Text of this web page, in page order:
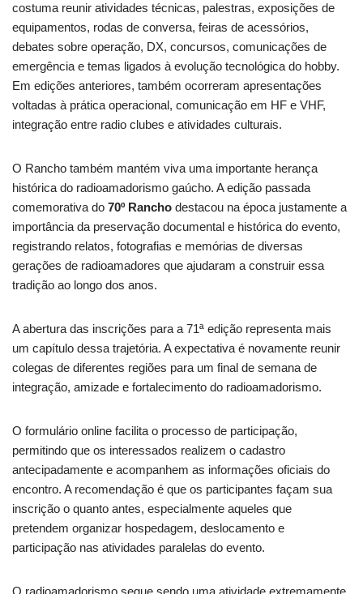
costuma reunir atividades técnicas, palestras, exposições de
equipamentos, rodas de conversa, feiras de acessórios,
debates sobre operação, DX, concursos, comunicações de
emergência e temas ligados à evolução tecnológica do hobby.
Em edições anteriores, também ocorreram apresentações
voltadas à prática operacional, comunicação em HF e VHF,
integração entre radio clubes e atividades culturais.
O Rancho também mantém viva uma importante herança
histórica do radioamadorismo gaúcho. A edição passada
comemorativa do 70º Rancho destacou na época justamente a
importância da preservação documental e histórica do evento,
registrando relatos, fotografias e memórias de diversas
gerações de radioamadores que ajudaram a construir essa
tradição ao longo dos anos.
A abertura das inscrições para a 71ª edição representa mais
um capítulo dessa trajetória. A expectativa é novamente reunir
colegas de diferentes regiões para um final de semana de
integração, amizade e fortalecimento do radioamadorismo.
O formulário online facilita o processo de participação,
permitindo que os interessados realizem o cadastro
antecipadamente e acompanhem as informações oficiais do
encontro. A recomendação é que os participantes façam sua
inscrição o quanto antes, especialmente aqueles que
pretendem organizar hospedagem, deslocamento e
participação nas atividades paralelas do evento.
O radioamadorismo segue sendo uma atividade extremamente